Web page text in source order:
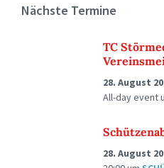
Nächste Termine
TC
28. August
All-day event
28. August